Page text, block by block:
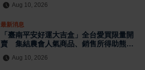
Aug 10, 2026
最新消息
「臺南平安好運大吉盒」全台愛買限量開
賣 集結農會人氣商品、銷售所得助熊本
Aug 10, 2026